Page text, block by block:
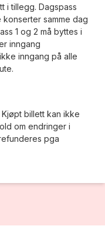
i tillegg. Dagspass
samme dag
1 og 2 må byttes i
inngang
inngang på alle
Kjøpt billett kan ikke
om endringer i
pga